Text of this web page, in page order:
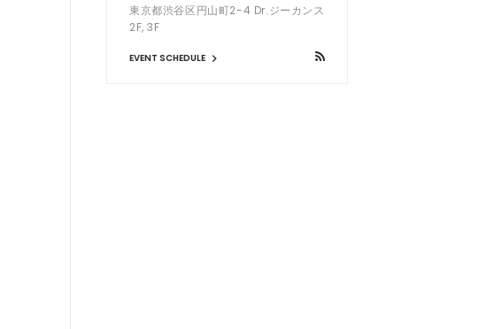
東京都渋谷区円山町2-4 Dr.ジーカンス
2F, 3F
EVENT SCHEDULE